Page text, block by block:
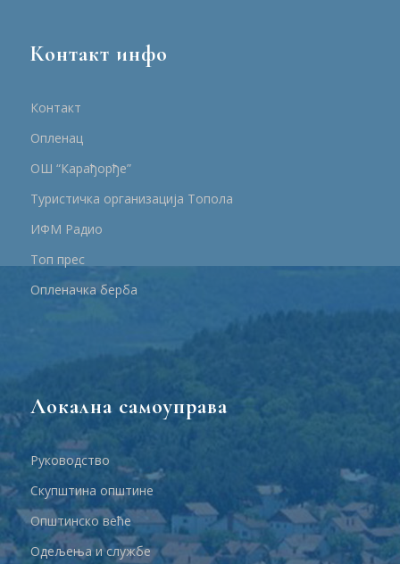
Контакт инфо
Контакт
Опленац
ОШ “Карађорђе”
Туристичка организација Топола
ИФМ Радио
Топ прес
Опленачка берба
Локална самоуправа
Руководство
Скупштина општине
Општинско веће
Одељења и службе